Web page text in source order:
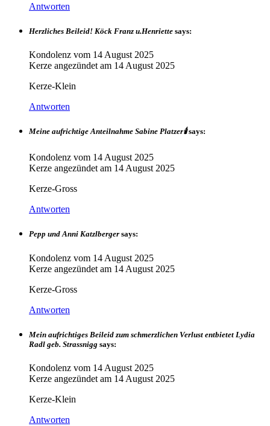
Antworten
Herzliches Beileid! Köck Franz u.Henriette says:
Kondolenz vom 14 August 2025
Kerze angezündet am 14 August 2025
Kerze-Klein
Antworten
Meine aufrichtige Anteilnahme Sabine Platzer🕯 says:
Kondolenz vom 14 August 2025
Kerze angezündet am 14 August 2025
Kerze-Gross
Antworten
Pepp und Anni Katzlberger says:
Kondolenz vom 14 August 2025
Kerze angezündet am 14 August 2025
Kerze-Gross
Antworten
Mein aufrichtiges Beileid zum schmerzlichen Verlust entbietet Lydia
Radl geb. Strassnigg says:
Kondolenz vom 14 August 2025
Kerze angezündet am 14 August 2025
Kerze-Klein
Antworten